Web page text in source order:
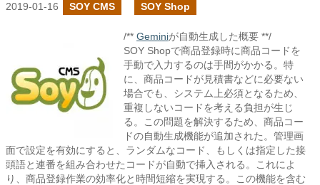
2019-01-16 SOY CMS SOY Shop
/** Geminiが自動生成した概要 **/
SOY Shopで商品登録時に商品コードを
手動で入力するのは手間がかかる。特
に、商品コードが見積書などに必要ない
場合でも、システム上必須となるため、
重複しないコードを考える負担が生じ
る。この問題を解決するため、商品コー
ドの自動生成機能が追加された。管理画
面で設定を有効にすると、ランダムなコード、もしくは指定した接
頭語と連番を組み合わせたコードが自動で挿入される。これによ
り、商品登録作業の効率化と時間短縮を実現する。この機能を含む